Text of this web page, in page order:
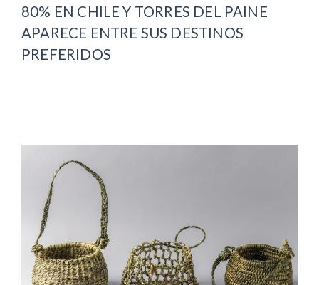
80% EN CHILE Y TORRES DEL PAINE
APARECE ENTRE SUS DESTINOS
PREFERIDOS